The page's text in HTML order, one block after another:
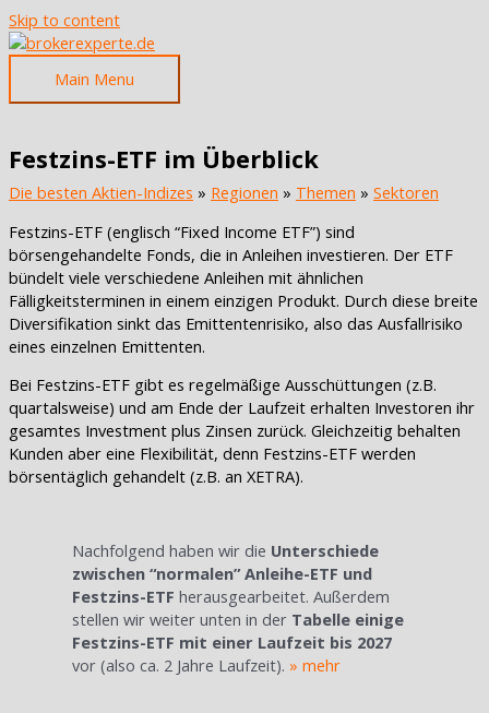
Skip to content
Main Menu
Festzins-ETF im Überblick
Die besten Aktien-Indizes » Regionen » Themen » Sektoren
Festzins-ETF (englisch “Fixed Income ETF”) sind
börsengehandelte Fonds, die in Anleihen investieren. Der ETF
bündelt viele verschiedene Anleihen mit ähnlichen
Fälligkeitsterminen in einem einzigen Produkt. Durch diese breite
Diversifikation sinkt das Emittentenrisiko, also das Ausfallrisiko
eines einzelnen Emittenten.
Bei Festzins-ETF gibt es regelmäßige Ausschüttungen (z.B.
quartalsweise) und am Ende der Laufzeit erhalten Investoren ihr
gesamtes Investment plus Zinsen zurück. Gleichzeitig behalten
Kunden aber eine Flexibilität, denn Festzins-ETF werden
börsentäglich gehandelt (z.B. an XETRA).
Nachfolgend haben wir die Unterschiede
zwischen “normalen” Anleihe-ETF und
Festzins-ETF herausgearbeitet. Außerdem
stellen wir weiter unten in der Tabelle einige
Festzins-ETF mit einer Laufzeit bis 2027
vor (also ca. 2 Jahre Laufzeit). » mehr